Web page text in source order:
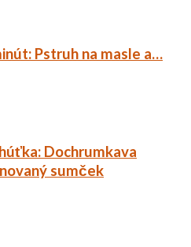
Pstruh na masle a…
Dochrumkava
sumček